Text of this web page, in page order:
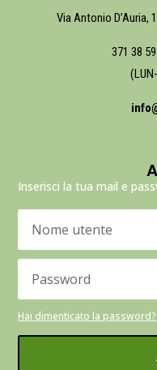
Via Antonio D’Auria,
371 38
Inserisci la tua mail e
Hai dimenticato la password?